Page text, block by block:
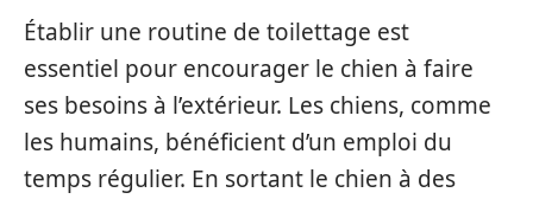
Établir une routine de toilettage est
essentiel pour encourager le chien à faire
ses besoins à l’extérieur. Les chiens, comme
les humains, bénéficient d’un emploi du
temps régulier. En sortant le chien à des